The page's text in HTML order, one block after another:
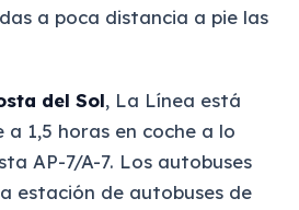
a poca distancia a pie las
del Sol, La Línea está
1,5 horas en coche a lo
AP-7/A-7. Los autobuses
estación de autobuses de